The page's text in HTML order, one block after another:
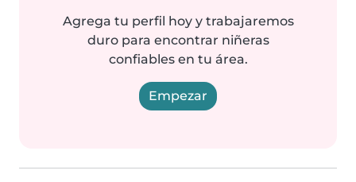
Agrega tu perfil hoy y trabajaremos
duro para encontrar niñeras
confiables en tu área.
Empezar